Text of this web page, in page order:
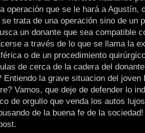
operación que se le hará a Agustín,
se trata de una operación sino de un
un donante que sea compatible
a través de lo que se llama la
o de un procedimiento
de cerca de la cadera del
Entiendo la grave situacion del joven
Vamos, que deje de defender lo
de orgullo que venda los autos
de la buena fe de la sociedad!